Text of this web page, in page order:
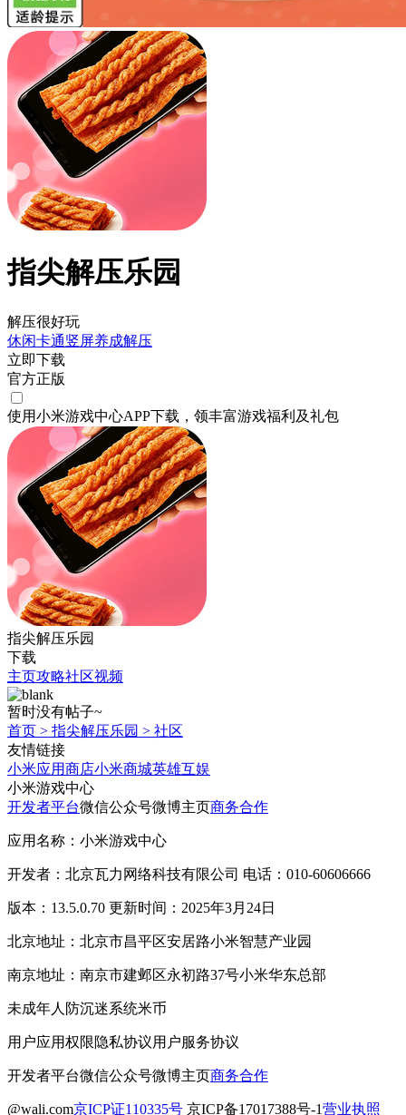
指尖解压乐园
解压很好玩
休闲卡通竖屏养成解压
立即下载
官方正版
使用小米游戏中心APP下载 ，领丰富游戏福利 及礼包
指尖解压乐园
下载
主页攻略社区视频
暂时没有帖子~
首页 > 指尖解压乐园 > 社区
友情链接
小米应用商店小米商城英雄互娱
小米游戏中心
开发者平台微信公众号微博主页商务合作
应用名称：小米游戏中心
开发者：北京瓦力网络科技有限公司 电话：010-60606666
版本：13.5.0.70 更新时间：2025年3月24日
北京地址：北京市昌平区安居路小米智慧产业园
南京地址：南京市建邺区永初路37号小米华东总部
未成年人防沉迷系统米币
用户应用权限隐私协议用户服务协议
开发者平台微信公众号微博主页商务合作
@wali.com京ICP证110335号 京ICP备17017388号-1营业执照